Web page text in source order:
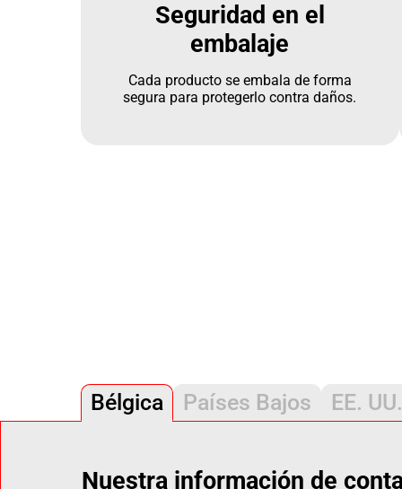
Seguridad en el
embalaje
Cada producto se embala de forma
segura para protegerlo contra daños.
Bélgica Países Bajos EE. UU.
Nuestra información de